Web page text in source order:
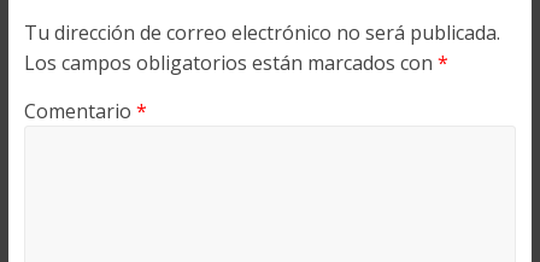
Tu dirección de correo electrónico no será publicada.
Los campos obligatorios están marcados con *
Comentario *